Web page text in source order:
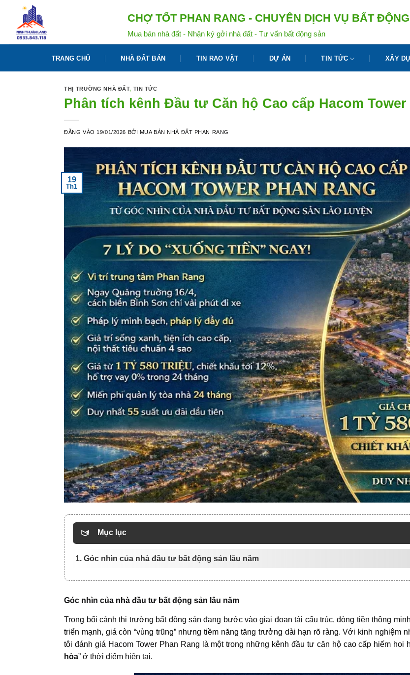
dung
CHỢ TỐT PHAN RANG - CHUYÊN DỊCH VỤ BẤT
Mua bán nhà đất - Nhận ký gởi nhà đất - Tư vấn bất động sản
TRANG CHỦ NHÀ ĐẤT BÁN TIN RAO VẶT DỰ ÁN TIN TỨC XÂY
THỊ TRƯỜNG NHÀ ĐẤT, TIN TỨC
Phân tích kênh Đầu tư Căn hộ Cao cấp Hacom Tower
ĐĂNG VÀO 19/01/2026 BỞI MUA BÁN NHÀ ĐẤT PHAN RANG
19
Th1
Mục lục
1. Góc nhìn của nhà đầu tư bất động sản lâu năm
Góc nhìn của nhà đầu tư bất động sản lâu năm
Trong bối cảnh thị trường bất động sản đang bước vào giai đoạn tái cấu trúc, dòng tiền thông
triển mạnh, giá còn “vùng trũng” nhưng tiềm năng tăng trưởng dài hạn rõ ràng. Với kinh nghiệm
tôi đánh giá Hacom Tower Phan Rang là một trong những kênh đầu tư căn hộ cao cấp hiếm hoi
hòa” ở thời điểm hiện tại.